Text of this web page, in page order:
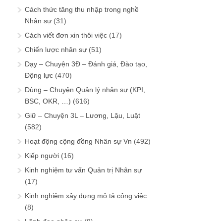
Cách thức tăng thu nhập trong nghề
Nhân sự (31)
Cách viết đơn xin thôi việc (17)
Chiến lược nhân sự (51)
Dạy – Chuyện 3Đ – Đánh giá, Đào tạo,
Động lực (470)
Dùng – Chuyện Quản lý nhân sự (KPI,
BSC, OKR, …) (616)
Giữ – Chuyện 3L – Lương, Lậu, Luật
(582)
Hoạt động cộng đồng Nhân sự Vn (492)
Kiếp người (16)
Kinh nghiệm tư vấn Quản trị Nhân sự
(17)
Kinh nghiệm xây dựng mô tả công việc
(8)